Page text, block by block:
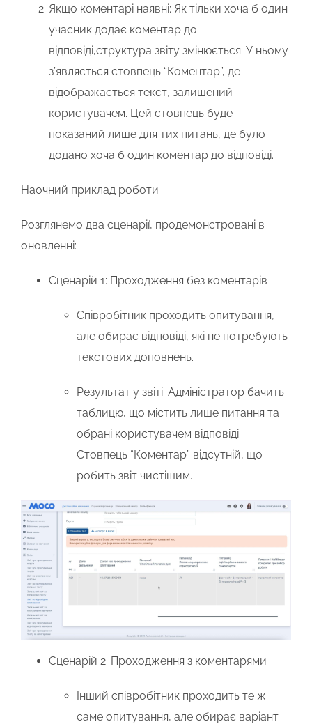
Якщо коментарі наявні: Як тільки хоча б один
учасник додає коментар до
відповіді,структура звіту змінюється. У ньому
з’являється стовпець “Коментар”, де
відображається текст, залишений
користувачем. Цей стовпець буде
показаний лише для тих питань, де було
додано хоча б один коментар до відповіді.
Наочний приклад роботи
Розглянемо два сценарії, продемонстровані в
оновленні:
Сценарій 1: Проходження без коментарів
Співробітник проходить опитування,
але обирає відповіді, які не потребують
текстових доповнень.
Результат у звіті: Адміністратор бачить
таблицю, що містить лише питання та
обрані користувачем відповіді.
Стовпець “Коментар” відсутній, що
робить звіт чистішим.
Сценарій 2: Проходження з коментарями
Інший співробітник проходить те ж
саме опитування, але обирає варіант